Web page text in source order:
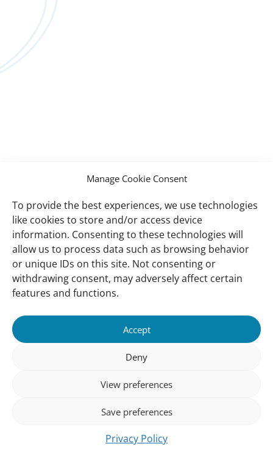
Manage Cookie Consent
To provide the best experiences, we use technologies
like cookies to store and/or access device
information. Consenting to these technologies will
allow us to process data such as browsing behavior
or unique IDs on this site. Not consenting or
withdrawing consent, may adversely affect certain
features and functions.
Accept
Deny
View preferences
Save preferences
Privacy Policy